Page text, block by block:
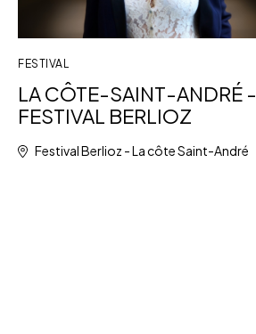
FESTIVAL
LA CÔTE-SAINT-ANDRÉ -
FESTIVAL BERLIOZ
Festival Berlioz - La côte Saint-André